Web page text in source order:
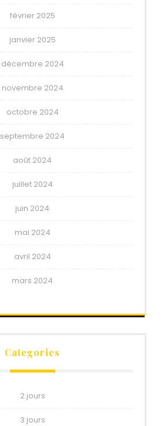
février 2025
janvier 2025
décembre 2024
novembre 2024
octobre 2024
septembre 2024
août 2024
juillet 2024
juin 2024
mai 2024
avril 2024
mars 2024
Categories
2 jours
3 jours